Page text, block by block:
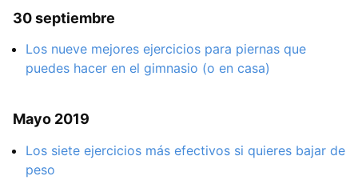
30 septiembre
Los nueve mejores ejercicios para piernas que
puedes hacer en el gimnasio (o en casa)
Mayo 2019
Los siete ejercicios más efectivos si quieres bajar de
peso